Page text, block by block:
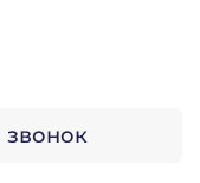
звонок